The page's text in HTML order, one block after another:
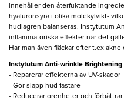
innehåller den återfuktande
hyaluronsyra i olika molekylvikt-
hudlagren balanseras. Instytutum
inflammatoriska effekter när det
Har man även fläckar efter t.ex
Instytutum Anti-wrinkle Brightening
- Reparerar effekterna av UV-skador
- Gör slapp hud fastare
- Reducerar orenheter och